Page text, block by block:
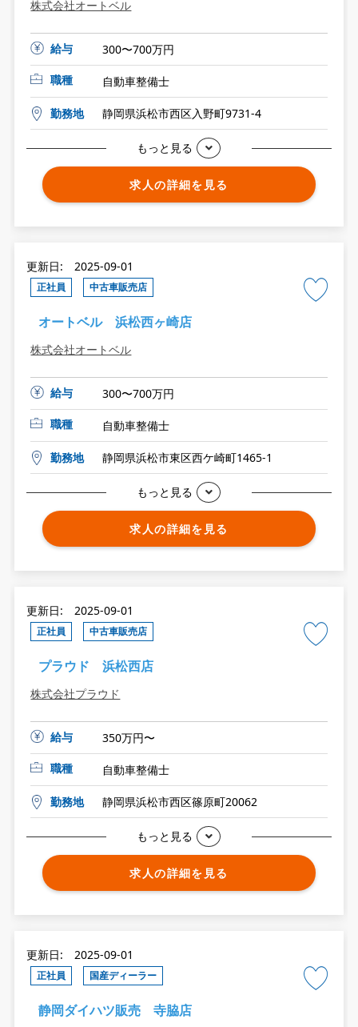
株式会社オートベル
給与
300〜700万円
職種
自動車整備士
勤務地 静岡県浜松市西区入野町9731-4
もっと見る
求人の詳細を見る
更新日: 2025-09-01
正社員 中古車販売店
オートベル 浜松西ヶ崎店
株式会社オートベル
給与
300〜700万円
職種
自動車整備士
勤務地 静岡県浜松市東区西ケ崎町1465-1
もっと見る
求人の詳細を見る
更新日: 2025-09-01
正社員 中古車販売店
プラウド 浜松西店
株式会社プラウド
給与
350万円〜
職種
自動車整備士
勤務地 静岡県浜松市西区篠原町20062
もっと見る
求人の詳細を見る
更新日: 2025-09-01
正社員 国産ディーラー
静岡ダイハツ販売 寺脇店